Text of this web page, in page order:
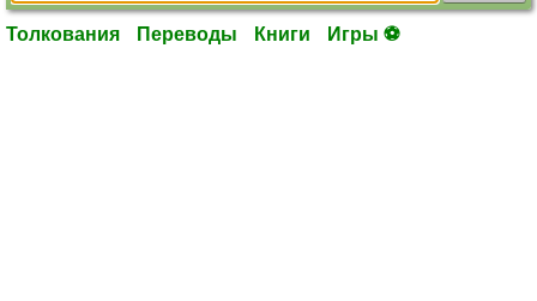
Толкования Переводы Книги Игры ⚽